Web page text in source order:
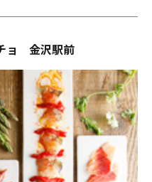
ョ 金沢駅前